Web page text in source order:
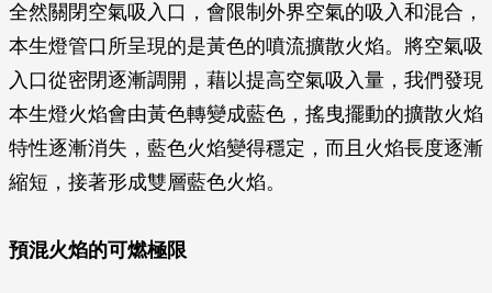
全然關閉空氣吸入口，會限制外界空氣的吸入和混合，
本生燈管口所呈現的是黃色的噴流擴散火焰。將空氣吸
入口從密閉逐漸調開，藉以提高空氣吸入量，我們發現
本生燈火焰會由黃色轉變成藍色，搖曳擺動的擴散火焰
特性逐漸消失，藍色火焰變得穩定，而且火焰長度逐漸
縮短，接著形成雙層藍色火焰。
預混火焰的可燃極限